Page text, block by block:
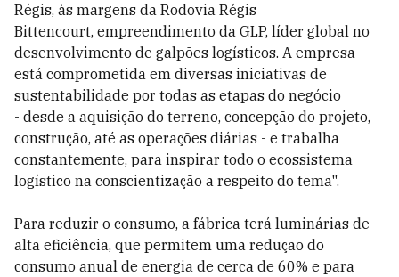
Régis, às margens da Rodovia Régis
Bittencourt, empreendimento da GLP, líder global no
desenvolvimento de galpões logísticos. A empresa
está comprometida em diversas iniciativas de
sustentabilidade por todas as etapas do negócio
- desde a aquisição do terreno, concepção do projeto,
construção, até as operações diárias - e trabalha
constantemente, para inspirar todo o ecossistema
logístico na conscientização a respeito do tema".
Para reduzir o consumo, a fábrica terá luminárias de
alta eficiência, que permitem uma redução do
consumo anual de energia de cerca de 60% e para